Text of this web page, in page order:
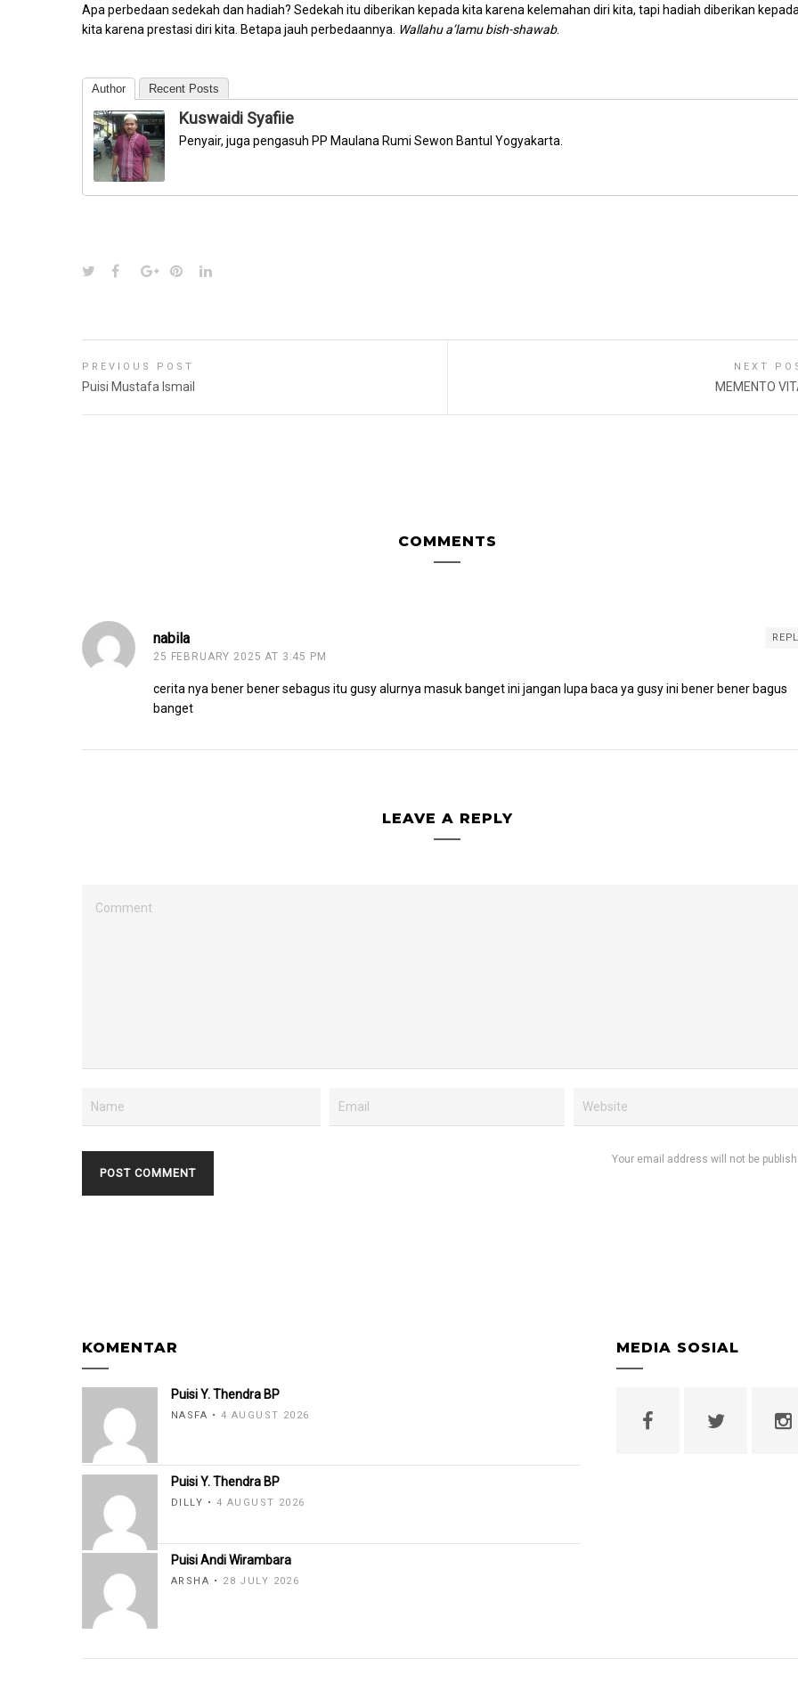
Apa perbedaan sedekah dan hadiah? Sedekah itu diberikan kepada kita karena kelemahan diri kita, tapi hadiah diberikan
kita karena prestasi diri kita. Betapa jauh perbedaannya. Wallahu a’lamu bish-shawab.
Author Recent Posts
Kuswaidi Syafiie
Penyair, juga pengasuh PP Maulana Rumi Sewon Bantul Yogyakarta.
PREVIOUS POST
Puisi Mustafa Ismail
NEXT
MEMENTO
COMMENTS
nabila
25 FEBRUARY 2025 AT 3:45 PM
cerita nya bener bener sebagus itu gusy alurnya masuk banget ini jangan lupa baca ya gusy ini bener bener bagus
banget
LEAVE A REPLY
Your email address will not be
KOMENTAR
Puisi Y. Thendra BP
NASFA 4 AUGUST 2026
Puisi Y. Thendra BP
DILLY 4 AUGUST 2026
Puisi Andi Wirambara
ARSHA 28 JULY 2026
MEDIA SOSIAL